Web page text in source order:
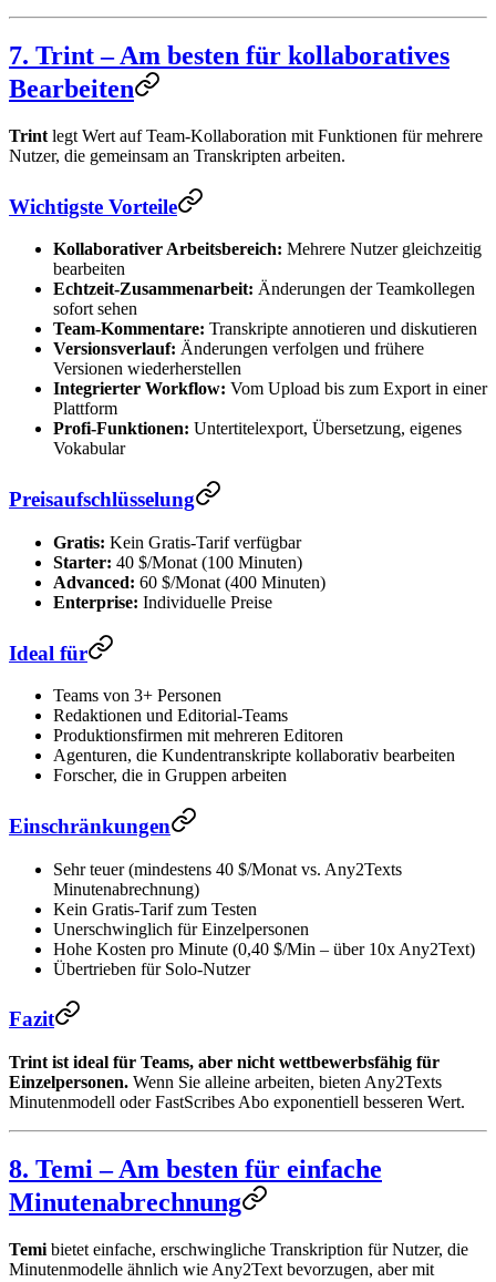
7. Trint – Am besten für kollaboratives
Bearbeiten
Trint legt Wert auf Team-Kollaboration mit Funktionen für mehrere
Nutzer, die gemeinsam an Transkripten arbeiten.
Wichtigste Vorteile
Kollaborativer Arbeitsbereich: Mehrere Nutzer gleichzeitig
bearbeiten
Echtzeit-Zusammenarbeit: Änderungen der Teamkollegen
sofort sehen
Team-Kommentare: Transkripte annotieren und diskutieren
Versionsverlauf: Änderungen verfolgen und frühere
Versionen wiederherstellen
Integrierter Workflow: Vom Upload bis zum Export in einer
Plattform
Profi-Funktionen: Untertitelexport, Übersetzung, eigenes
Vokabular
Preisaufschlüsselung
Gratis: Kein Gratis-Tarif verfügbar
Starter: 40 $/Monat (100 Minuten)
Advanced: 60 $/Monat (400 Minuten)
Enterprise: Individuelle Preise
Ideal für
Teams von 3+ Personen
Redaktionen und Editorial-Teams
Produktionsfirmen mit mehreren Editoren
Agenturen, die Kundentranskripte kollaborativ bearbeiten
Forscher, die in Gruppen arbeiten
Einschränkungen
Sehr teuer (mindestens 40 $/Monat vs. Any2Texts
Minutenabrechnung)
Kein Gratis-Tarif zum Testen
Unerschwinglich für Einzelpersonen
Hohe Kosten pro Minute (0,40 $/Min – über 10x Any2Text)
Übertrieben für Solo-Nutzer
Fazit
Trint ist ideal für Teams, aber nicht wettbewerbsfähig für
Einzelpersonen. Wenn Sie alleine arbeiten, bieten Any2Texts
Minutenmodell oder FastScribes Abo exponentiell besseren Wert.
8. Temi – Am besten für einfache
Minutenabrechnung
Temi bietet einfache, erschwingliche Transkription für Nutzer, die
Minutenmodelle ähnlich wie Any2Text bevorzugen, aber mit